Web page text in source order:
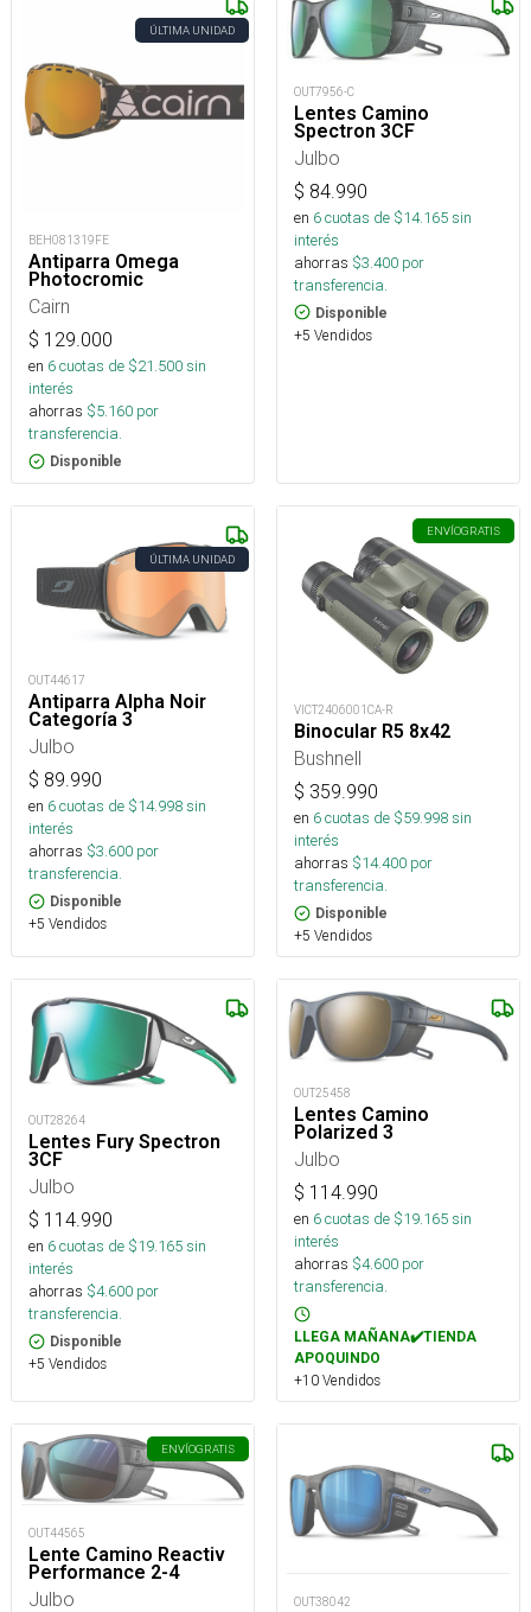
ÚLTIMA UNIDAD
BEH081319FE
Antiparra Omega
Photocromic
Cairn
$ 129.000
en 6cuotas de $21.500sin
interés
ahorras $5.160 por
transferencia.
Disponible
OUT7956-C
Lentes Camino
Spectron 3CF
Julbo
$ 84.990
en 6cuotas de $14.165sin
interés
ahorras $3.400 por
transferencia.
Disponible
+5 Vendidos
ÚLTIMA UNIDAD
OUT44617
Antiparra Alpha Noir
Categoría 3
Julbo
$ 89.990
en 6cuotas de $14.998sin
interés
ahorras $3.600 por
transferencia.
Disponible
+5 Vendidos
ENVÍOGRATIS
VICT2406001CA-R
Binocular R5 8x42
Bushnell
$ 359.990
en 6cuotas de $59.998sin
interés
ahorras $14.400 por
transferencia.
Disponible
+5 Vendidos
OUT28264
Lentes Fury Spectron
3CF
Julbo
$ 114.990
en 6cuotas de $19.165sin
interés
ahorras $4.600 por
transferencia.
Disponible
+5 Vendidos
OUT25458
Lentes Camino
Polarized 3
Julbo
$ 114.990
en 6cuotas de $19.165sin
interés
ahorras $4.600 por
transferencia.
LLEGA MAÑANA✔️TIENDA
APOQUINDO
+10 Vendidos
ENVÍOGRATIS
OUT44565
Lente Camino Reactiv
Performance 2-4
Julbo OUT38042